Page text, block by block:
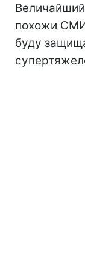
Величайший
похожи
буду